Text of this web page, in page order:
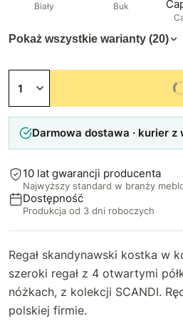
Biały
Buk
Pokaż wszystkie warianty (20)
Darmowa dostawa · kurier z
10 lat gwarancji producenta
Najwyższy standard w branży
Dostępność
Produkcja od 3 dni roboczych
Regał skandynawski kostka w
szeroki regał z 4 otwartymi
nóżkach, z kolekcji SCANDI.
polskiej firmie.